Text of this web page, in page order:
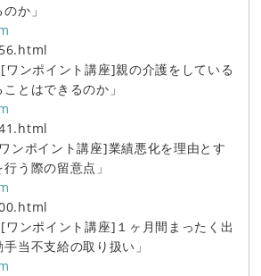
か」
ンポイント講座]親の介護をしている
とはできるのか」
ンポイント講座]業績悪化を理由とす
う際の留意点」
ンポイント講座]１ヶ月間まったく出
当不支給の取り扱い」